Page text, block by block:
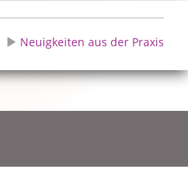
Neuigkeiten aus der Praxis